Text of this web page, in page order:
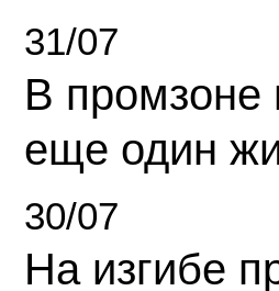
31/07
В промзоне
еще один
30/07
На изгибе